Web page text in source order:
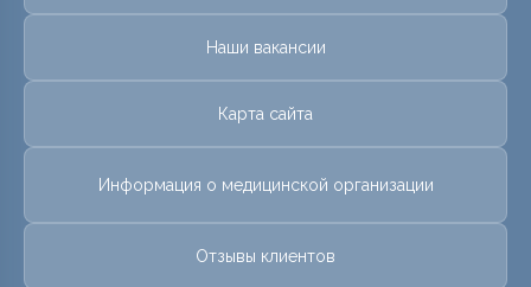
Наши вакансии
Карта сайта
Информация о медицинской организации
Отзывы клиентов